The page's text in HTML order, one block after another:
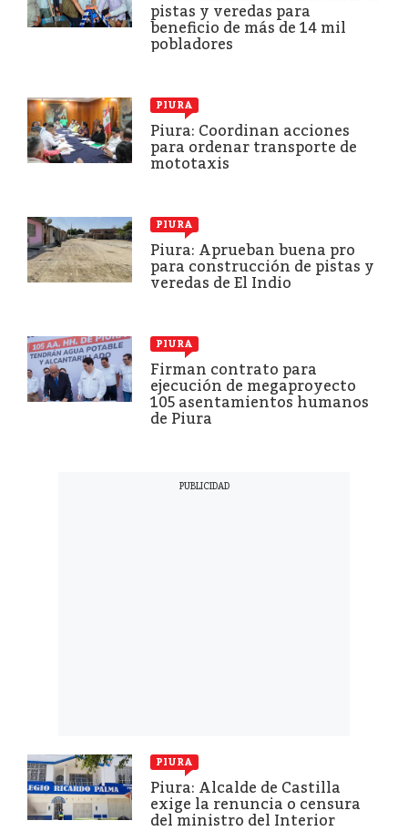
pistas y veredas para
beneficio de más de 14 mil
pobladores
PIURA
Piura: Coordinan acciones
para ordenar transporte de
mototaxis
PIURA
Piura: Aprueban buena pro
para construcción de pistas y
veredas de El Indio
PIURA
Firman contrato para
ejecución de megaproyecto
105 asentamientos humanos
de Piura
PIURA
Piura: Alcalde de Castilla
exige la renuncia o censura
del ministro del Interior